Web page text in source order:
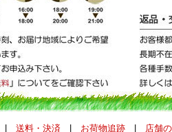
送料・決済 お荷物追跡 店舗